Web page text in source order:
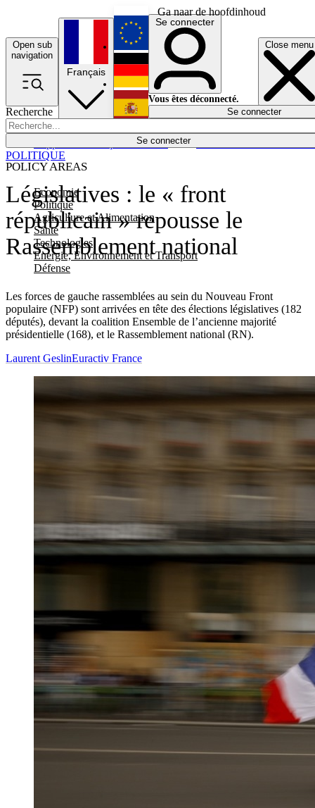
Ga naar de hoofdinhoud
Open sub
navigation
Close menu
Recherche
Se connecter
POLICY AREAS
Economie
Politique
Agriculture et Alimentation
Santé
Technologies
Energie, Environnement et Transport
Défense
Économie
Français
English
Deutsch
Español
Se connecter
Vous êtes déconnecté.
Se connecter
Législatives : le « front
républicain » repousse le
Rassemblement national
Les forces de gauche rassemblées au sein du Nouveau Front
populaire (NFP) sont arrivées en tête des élections législatives (182
députés), devant la coalition Ensemble de l’ancienne majorité
présidentielle (168), et le Rassemblement national (RN).
POLITIQUE
Laurent GeslinEuractiv France